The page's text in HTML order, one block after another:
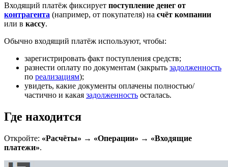
Входящий платёж фиксирует поступление денег от
контрагента (например, от покупателя) на счёт компании
или в кассу.
Обычно входящий платёж используют, чтобы:
зарегистрировать факт поступления средств;
разнести оплату по документам (закрыть задолженность
по реализациям);
увидеть, какие документы оплачены полностью/
частично и какая задолженность осталась.
Где находится
Откройте: «Расчёты» → «Операции» → «Входящие
платежи».